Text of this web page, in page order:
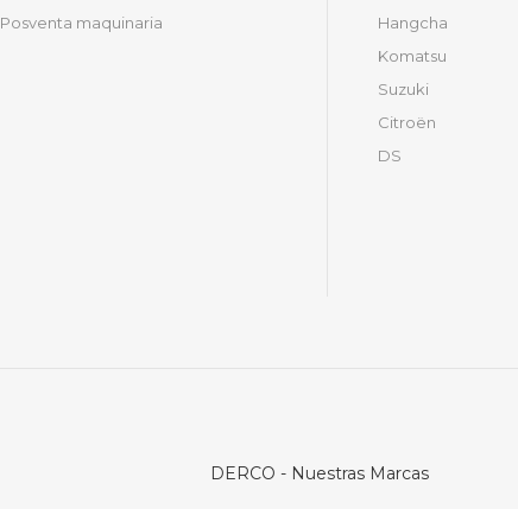
Posventa maquinaria
Hangcha
Komatsu
Suzuki
Citroën
DS